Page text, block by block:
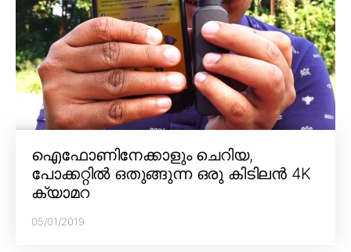
ഐഫോണിനേക്കാളും ചെറിയ,
പോക്കറ്റിൽ ഒതുങ്ങുന്ന ഒരു കിടിലൻ 4K
ക്യാമറ
05/01/2019